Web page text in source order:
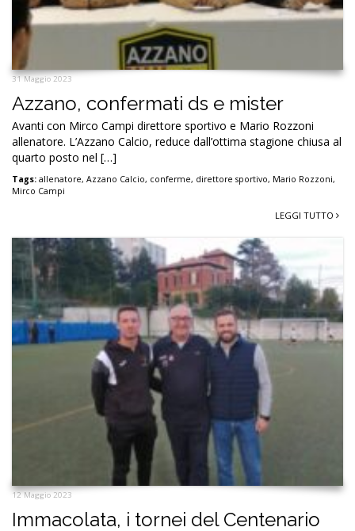
31 Maggio 2023
Azzano, confermati ds e mister
Avanti con Mirco Campi direttore sportivo e Mario Rozzoni
allenatore. L’Azzano Calcio, reduce dall’ottima stagione chiusa al
quarto posto nel […]
Tags: allenatore, Azzano Calcio, conferme, direttore sportivo, Mario Rozzoni,
Mirco Campi
LEGGI TUTTO
12 Maggio 2023
Immacolata, i tornei del Centenario